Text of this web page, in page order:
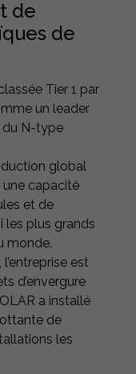
de
de
Tier 1 par
un leader
du N-type
global
une capacité
et de
les plus grands
monde.
est
d’envergure
a installé
de
les